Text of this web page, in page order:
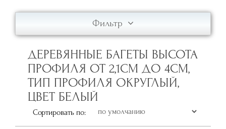
Фильтр
ДЕРЕВЯННЫЕ БАГЕТЫ ВЫСОТА
ПРОФИЛЯ ОТ 2,1СМ ДО 4СМ,
ТИП ПРОФИЛЯ ОКРУГЛЫЙ,
ЦВЕТ БЕЛЫЙ
Сортировать по: